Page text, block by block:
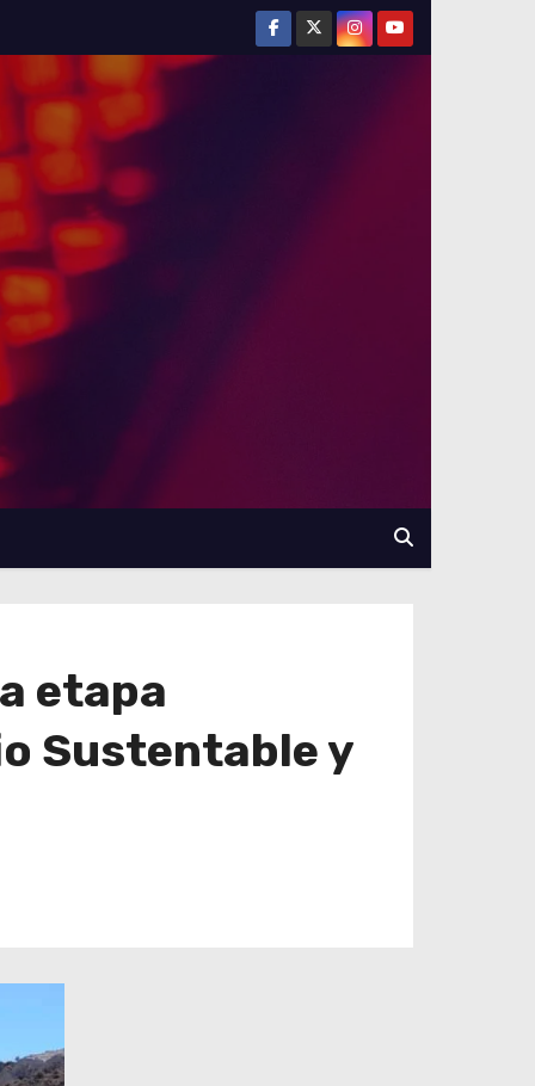
etapa
Sustentable y